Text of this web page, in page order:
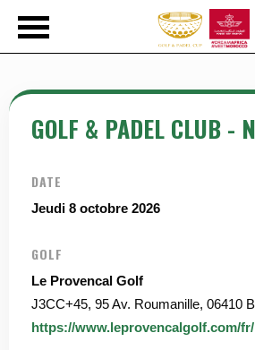
GOLF & PADEL CLUB -
DATE
Jeudi 8 octobre 2026
GOLF
Le Provencal Golf
J3CC+45, 95 Av. Roumanille, 06410
https://www.leprovencalgolf.com/fr/